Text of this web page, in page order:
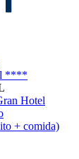
****
Hotel
+ comida)